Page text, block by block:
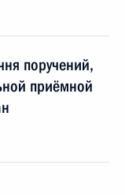
поручений,
приёмной